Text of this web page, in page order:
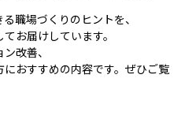
職場づくりのヒントを、
お届けしています。
改善、
おすすめの内容です。ぜひご覧